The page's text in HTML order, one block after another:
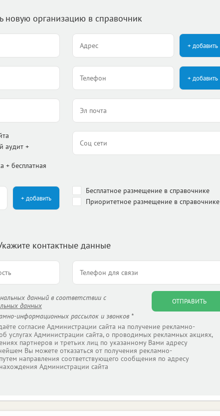
новую организацию в справочник
+ добавить
+ добавить
аудит +
+ бесплатная
+ добавить
Бесплатное размещение в справочнике
Приоритетное размещение в справочнике
контактные данные
данный в соответствии с
данных
ОТПРАВИТЬ
информационных рассылок и звонков *
согласие Администрации сайта на получение рекламно-
услугах Администрации сайта, о проводимых рекламных акциях,
партнеров и третьих лиц по указанному Вами адресу
Вы можете отказаться от получения рекламно-
направления соответствующего сообщения по адресу
Администрации сайта